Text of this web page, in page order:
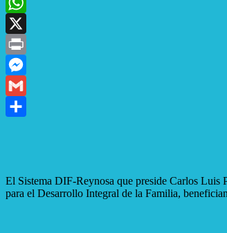
WhatsApp
X
Print
Messenger
Gmail
El Sistema DIF-Reynosa que preside Carlos Luis
para el Desarrollo Integral de la Familia,